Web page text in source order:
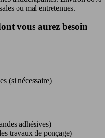
ou mal entretenues.
vous aurez besoin
(si nécessaire)
adhésives)
travaux de ponçage)